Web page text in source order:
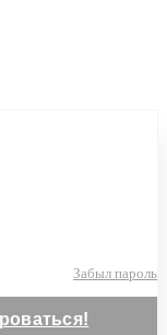
Забыл пароль